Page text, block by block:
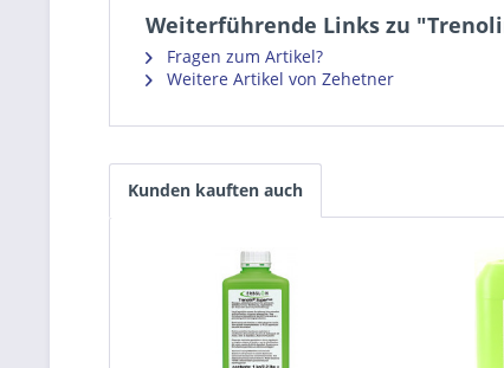
Weiterführende Links zu
Fragen zum Artikel?
Weitere Artikel von Zehetner
Kunden kauften auch